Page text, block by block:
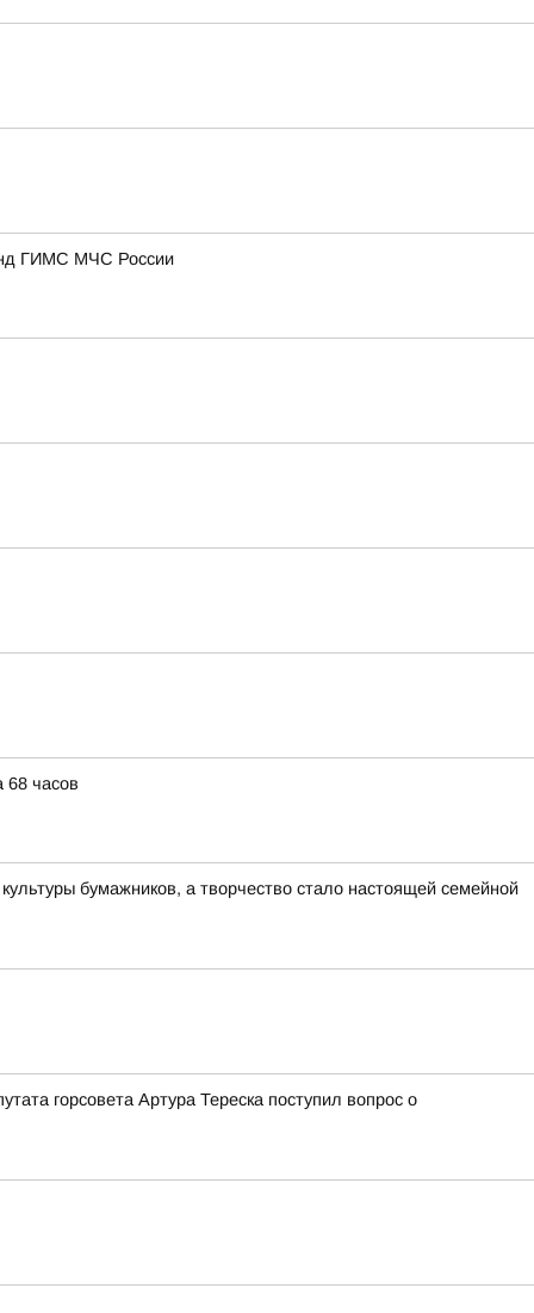
ГИМС МЧС России
68 часов
бумажников, а творчество стало настоящей семейной
горсовета Артура Тереска поступил вопрос о